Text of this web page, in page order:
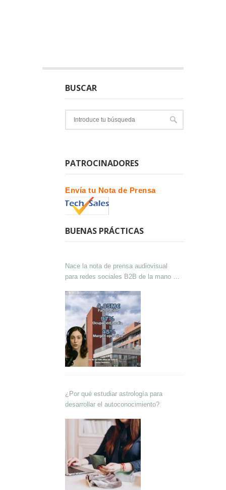
BUSCAR
PATROCINADORES
Envía tu Nota de Prensa
BUENAS PRÁCTICAS
Nace la nota de prensa audiovisual
para redes sociales B2B de la mano de
¿Por qué estudiar astrología para
desarrollar el autoconocimiento?